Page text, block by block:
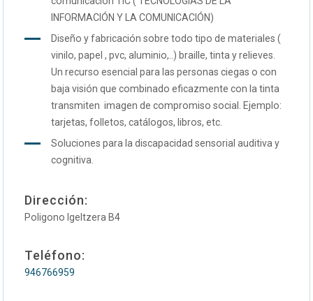
INFORMACIÓN Y LA COMUNICACIÓN)
Diseño y fabricación sobre todo tipo de materiales (
vinilo, papel , pvc, aluminio,..) braille, tinta y relieves.
Un recurso esencial para las personas ciegas o con
baja visión que combinado eficazmente con la tinta
transmiten imagen de compromiso social. Ejemplo:
tarjetas, folletos, catálogos, libros, etc.
Soluciones para la discapacidad sensorial auditiva y
cognitiva.
Dirección:
Poligono Igeltzera B4
Teléfono:
946766959